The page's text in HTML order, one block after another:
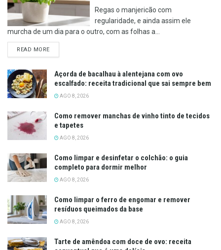
Regas o manjericão com
regularidade, e ainda assim ele
murcha de um dia para o outro, com as folhas a...
READ MOREDETAILS
Açorda de bacalhau à alentejana com ovo
escalfado: receita tradicional que sai sempre bem
AGO 8, 2026
Como remover manchas de vinho tinto de tecidos
e tapetes
AGO 8, 2026
Como limpar e desinfetar o colchão: o guia
completo para dormir melhor
AGO 8, 2026
Como limpar o ferro de engomar e remover
resíduos queimados da base
AGO 8, 2026
Tarte de amêndoa com doce de ovo: receita